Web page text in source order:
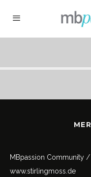
MBpassion Community
www.stirlingmoss.de